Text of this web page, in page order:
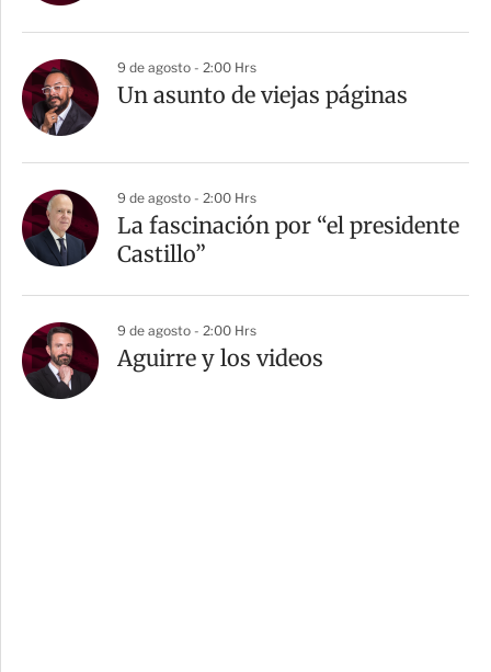
9 de agosto - 2:00 Hrs
Un asunto de viejas páginas
9 de agosto - 2:00 Hrs
La fascinación por “el presidente
Castillo”
9 de agosto - 2:00 Hrs
Aguirre y los videos